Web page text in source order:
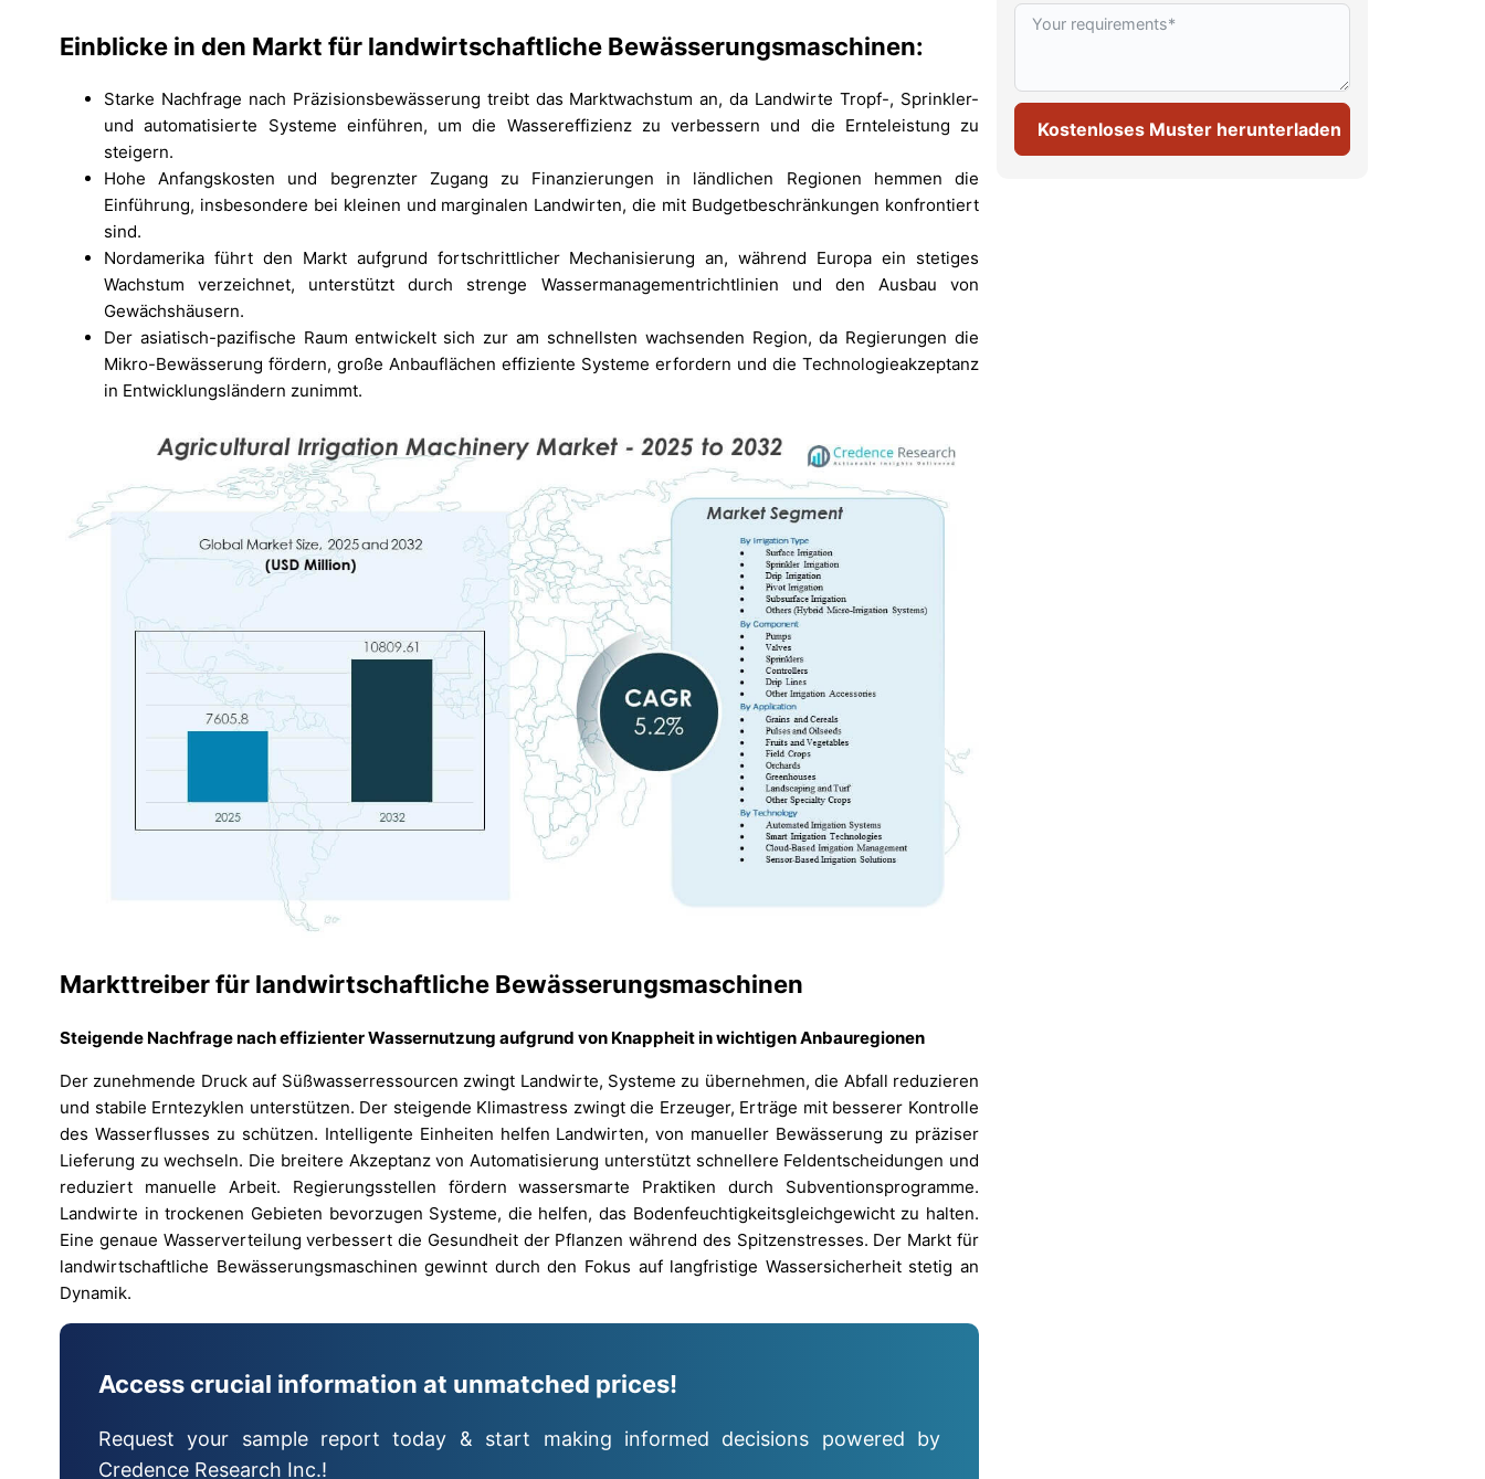
Einblicke in den Markt für landwirtschaftliche Bewässerungsmaschinen:
Starke Nachfrage nach Präzisionsbewässerung treibt das Marktwachstum an, da Landwirte Tropf-, Sprinkler-
und automatisierte Systeme einführen, um die Wassereffizienz zu verbessern und die Ernteleistung zu
steigern.
Hohe Anfangskosten und begrenzter Zugang zu Finanzierungen in ländlichen Regionen hemmen die
Einführung, insbesondere bei kleinen und marginalen Landwirten, die mit Budgetbeschränkungen konfrontiert
sind.
Nordamerika führt den Markt aufgrund fortschrittlicher Mechanisierung an, während Europa ein stetiges
Wachstum verzeichnet, unterstützt durch strenge Wassermanagementrichtlinien und den Ausbau von
Gewächshäusern.
Der asiatisch-pazifische Raum entwickelt sich zur am schnellsten wachsenden Region, da Regierungen die
Mikro-Bewässerung fördern, große Anbauflächen effiziente Systeme erfordern und die Technologieakzeptanz
in Entwicklungsländern zunimmt.
Markttreiber für landwirtschaftliche Bewässerungsmaschinen
Steigende Nachfrage nach effizienter Wassernutzung aufgrund von Knappheit in wichtigen Anbauregionen
Der zunehmende Druck auf Süßwasserressourcen zwingt Landwirte, Systeme zu übernehmen, die Abfall reduzieren
und stabile Erntezyklen unterstützen. Der steigende Klimastress zwingt die Erzeuger, Erträge mit besserer Kontrolle
des Wasserflusses zu schützen. Intelligente Einheiten helfen Landwirten, von manueller Bewässerung zu präziser
Lieferung zu wechseln. Die breitere Akzeptanz von Automatisierung unterstützt schnellere Feldentscheidungen und
reduziert manuelle Arbeit. Regierungsstellen fördern wassersmarte Praktiken durch Subventionsprogramme.
Landwirte in trockenen Gebieten bevorzugen Systeme, die helfen, das Bodenfeuchtigkeitsgleichgewicht zu halten.
Eine genaue Wasserverteilung verbessert die Gesundheit der Pflanzen während des Spitzenstresses. Der Markt für
landwirtschaftliche Bewässerungsmaschinen gewinnt durch den Fokus auf langfristige Wassersicherheit stetig an
Dynamik.
Access crucial information at unmatched prices!
Request your sample report today & start making informed decisions powered by
Credence Research Inc.!
Kostenloses Muster herunterladen